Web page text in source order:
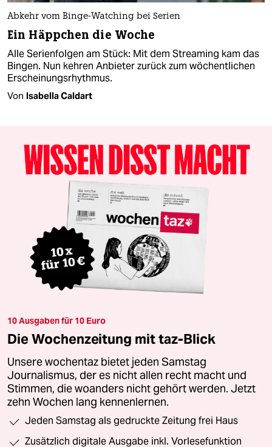
Abkehr vom Binge-Watching bei Serien
Ein Häppchen die Woche
Alle Serienfolgen am Stück: Mit dem Streaming kam das
Bingen. Nun kehren Anbieter zurück zum wöchentlichen
Erscheinungsrhythmus.
Von Isabella Caldart
10 Ausgaben für 10 Euro
Die Wochenzeitung mit taz-Blick
Unsere wochentaz bietet jeden Samstag
Journalismus, der es nicht allen recht macht und
Stimmen, die woanders nicht gehört werden. Jetzt
zehn Wochen lang kennenlernen.
Jeden Samstag als gedruckte Zeitung frei Haus
Zusätzlich digitale Ausgabe inkl. Vorlesefunktion